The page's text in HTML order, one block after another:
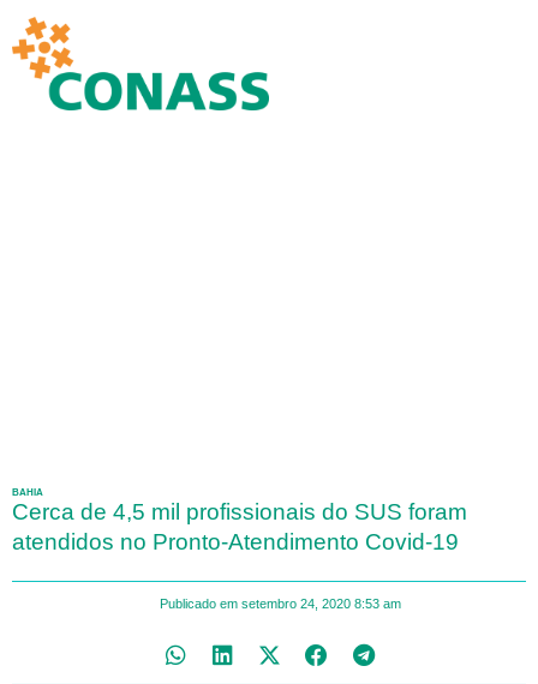
BAHIA
Cerca de 4,5 mil profissionais do SUS foram
atendidos no Pronto-Atendimento Covid-19
Publicado em setembro 24, 2020 8:53 am